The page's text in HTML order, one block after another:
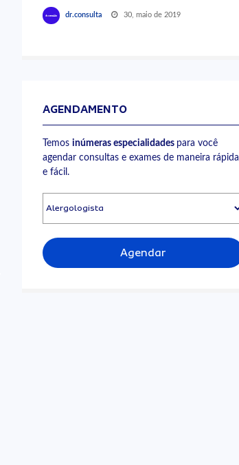
dr.consulta 30, maio de 2019
AGENDAMENTO
Temos inúmeras especialidades para você
agendar consultas e exames de maneira rápida
e fácil.
Agendar